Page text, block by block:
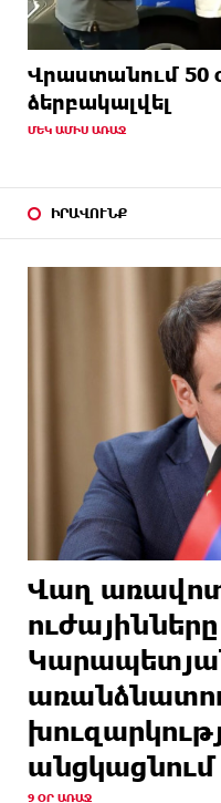
Վրաստանում 50
ձերբակալվել
ՄԵԿ ԱՄԻՍ ԱՌԱՋ
ԻՐԱՎՈՒՆՔ
Վաղ
անցկացնում
9 ՕՐ ԱՌԱՋ